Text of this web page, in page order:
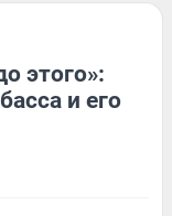
этого»:
и его